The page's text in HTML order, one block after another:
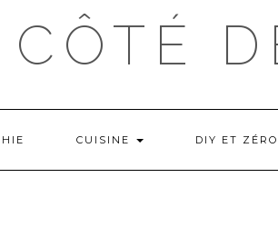
CÔTÉ
CUISINE DIY ET